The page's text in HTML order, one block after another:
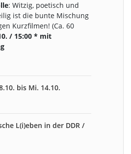
: Witzig, poetisch und
ist die bunte Mischung
Kurzfilmen! (Ca. 60
/ 15:00 * mit
bis Mi. 14.10.
L(i)eben in der DDR /